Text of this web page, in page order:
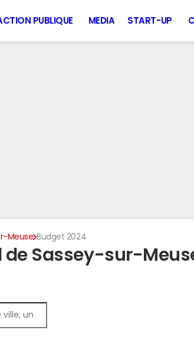
PUBLIQUE MEDIA START-UP
Meuse Budget 2024
Sassey-sur-